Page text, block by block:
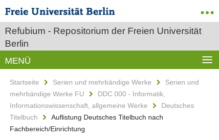
Refubium - Repositorium der Freien Universität
Berlin
MENÜ
Startseite Serien und mehrbändige Werke
Serien und
mehrbändige Werke FU
DDC 000 - Informatik,
Informationswissenschaft, allgemeine Werke
Deutsches
Titelbuch
Auflistung Deutsches Titelbuch nach
Fachbereich/Einrichtung